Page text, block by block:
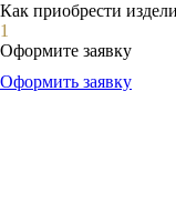
Как приобрести
1
Оформите заявку
Оформить заявку